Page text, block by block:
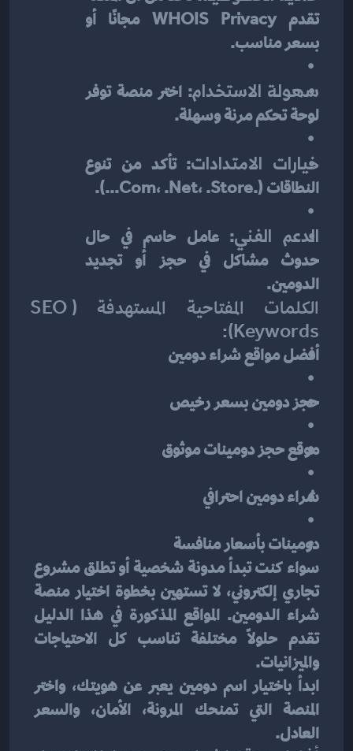
بسعر مناسب.
سهولة الاستخدام : اختر منصة توفر
لوحة تحكم مرنة وسهلة.
خيارات الامتدادات : تأكد من تنوع
النطاقات (.com، .net، .store...).
الدعم الفني
حدوث مشاكل في حجز أو تجديد
الدومين.
الكلمات المفتاحية المستهدفة (SEO
Keywords):
أفضل مواقع شراء دومين
حجز دومين بسعر رخيص
موقع حجز دومينات موثوق
شراء دومين احترافي
دومينات بأسعار منافسة
والميزانيات.
ابدأ باختيار اسم دومين يعبر عن هويتك، واختر
المنصة التي تمنحك المرونة، الأمان، والسعر
العادل.